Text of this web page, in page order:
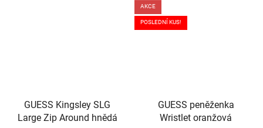
GUESS Kingsley SLG
Large Zip Around hnědá
AKCE
POSLEDNÍ KUS!
GUESS peněženka
Wristlet oranžová